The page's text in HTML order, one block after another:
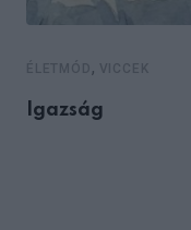
,
Igazság